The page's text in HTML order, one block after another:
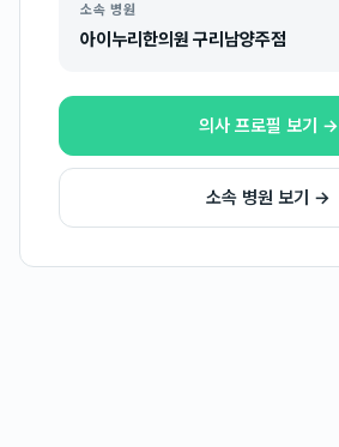
소속 병원
아이누리한의원 구리남양주점
의사 프로필 보기 →
소속 병원 보기 →